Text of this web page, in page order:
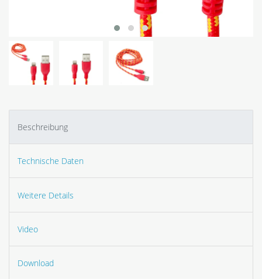
Beschreibung
Technische Daten
Weitere Details
Video
Download